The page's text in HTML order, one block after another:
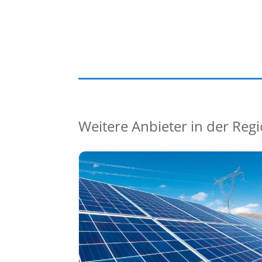
Weitere Anbieter in der